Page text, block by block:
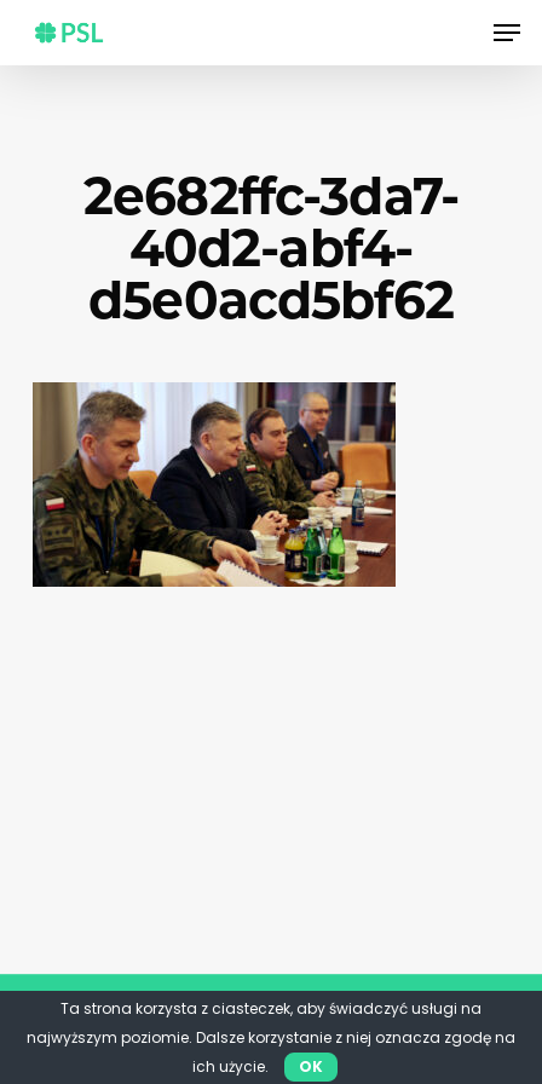
main
2e682ffc-3da7-
40d2-abf4-
d5e0acd5bf62
Ta strona korzysta z ciasteczek, aby świadczyć usługi na
najwyższym poziomie. Dalsze korzystanie z niej oznacza zgodę na
ich użycie.
OK